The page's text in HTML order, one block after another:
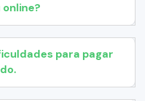
para pagar